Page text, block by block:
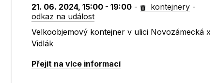
21. 06. 2024, 15:00 - 19:00 - kontejnery -
odkaz na událost
Velkoobjemový kontejner v ulici Novozámecká x
Vidlák
Přejít na více informací